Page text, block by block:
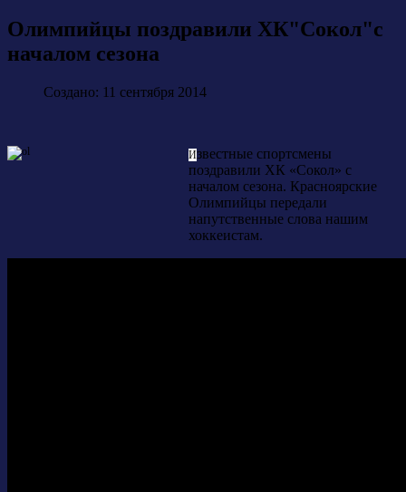
Олимпийцы поздравили ХК"Сокол"с
началом сезона
Создано: 11 сентября 2014
Известные спортсмены
поздравили ХК «Сокол» с
началом сезона. Красноярские
Олимпийцы передали
напутственные слова нашим
хоккеистам.